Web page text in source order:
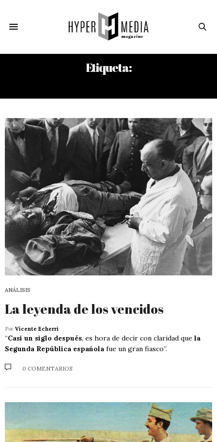
Etiqueta:
ANÁLISIS
La leyenda de los vencidos
Por Vicente Echerri
“Casi un siglo después, es hora de decir con claridad que la
Segunda República española fue un gran fiasco”.
0 COMENTARIOS